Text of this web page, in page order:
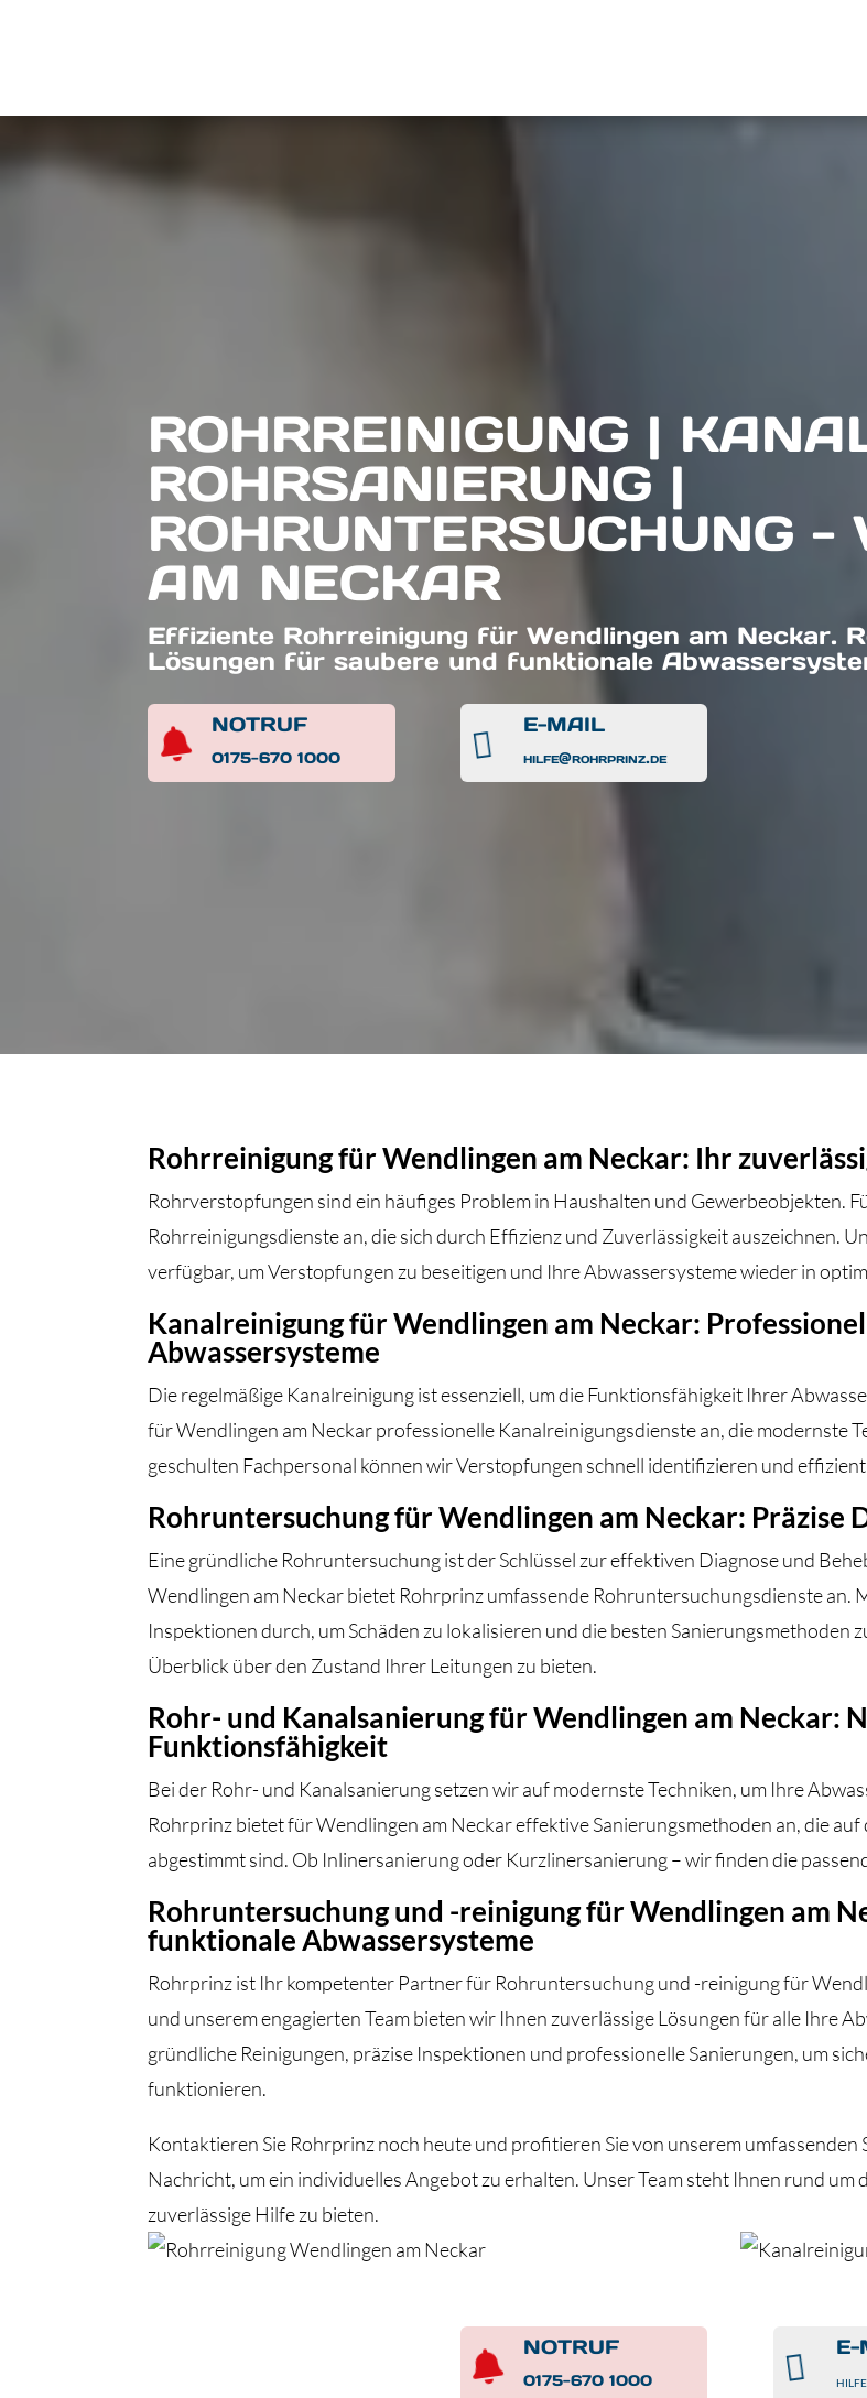
ROHRREINIGUNG |
ROHRSANIERUNG |
ROHRUNTERSUCHUNG -
AM NECKAR
Effiziente Rohrreinigung für Wendlingen am Neckar.
Lösungen für saubere und funktionale

NOTRUF
0175-670 1000 
E-MAIL
hilfe@rohrprinz.de
Rohrreinigung für Wendlingen am Neckar: Ihr
Rohrverstopfungen sind ein häufiges Problem in Haushalten und Gewerbeobjekten.
Rohrreinigungsdienste an, die sich durch Effizienz und Zuverlässigkeit auszeichnen.
verfügbar, um Verstopfungen zu beseitigen und Ihre Abwassersysteme wieder in
Kanalreinigung für Wendlingen am Neckar:
Abwassersysteme
Die regelmäßige Kanalreinigung ist essenziell, um die Funktionsfähigkeit Ihrer
für Wendlingen am Neckar professionelle Kanalreinigungsdienste an, die modernste
geschulten Fachpersonal können wir Verstopfungen schnell identifizieren und
Rohruntersuchung für Wendlingen am Neckar: Präzise
Eine gründliche Rohruntersuchung ist der Schlüssel zur effektiven Diagnose und
Wendlingen am Neckar bietet Rohrprinz umfassende Rohruntersuchungsdienste
Inspektionen durch, um Schäden zu lokalisieren und die besten Sanierungsmethoden
Überblick über den Zustand Ihrer Leitungen zu bieten.
Rohr- und Kanalsanierung für Wendlingen am Neckar:
Funktionsfähigkeit
Bei der Rohr- und Kanalsanierung setzen wir auf modernste Techniken, um Ihre
Rohrprinz bietet für Wendlingen am Neckar effektive Sanierungsmethoden an, die
abgestimmt sind. Ob Inlinersanierung oder Kurzlinersanierung – wir finden die
Rohruntersuchung und -reinigung für Wendlingen am
funktionale Abwassersysteme
Rohrprinz ist Ihr kompetenter Partner für Rohruntersuchung und -reinigung für
und unserem engagierten Team bieten wir Ihnen zuverlässige Lösungen für alle Ihre
gründliche Reinigungen, präzise Inspektionen und professionelle Sanierungen, um
funktionieren.
Kontaktieren Sie Rohrprinz noch heute und profitieren Sie von unserem umfassenden
Nachricht, um ein individuelles Angebot zu erhalten. Unser Team steht Ihnen rund um
zuverlässige Hilfe zu bieten.

NOTRUF
0175-670 1000 
E-